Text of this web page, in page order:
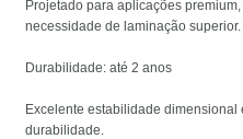
Projetado para aplicações
necessidade de laminação superior.
Durabilidade: até 2 anos
Excelente estabilidade dimensional
durabilidade.